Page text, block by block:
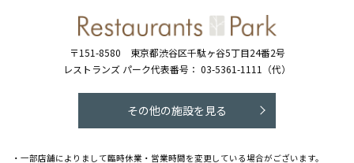
〒151-8580 東京都渋谷区千駄ヶ谷5丁目24番2号
レストランズ パーク代表番号： 03-5361-1111（代）
その他の施設を見る
・一部店舗によりまして臨時休業・営業時間を変更している場合がございます。